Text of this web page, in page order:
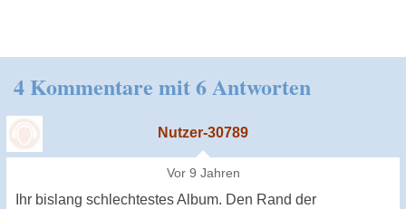
4 Kommentare mit 6 Antworten
Nutzer-30789
Vor 9 Jahren
Ihr bislang schlechtestes Album. Den Rand der